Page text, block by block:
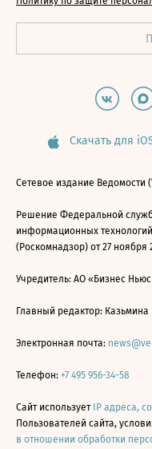
Скачать для
Сетевое издание Ведомости
Решение Федеральной
информационных
(Роскомнадзор) от 27 ноября
Учредитель: АО «Бизнес
Главный редактор:
Электронная почта:
Телефон: +7 495 956-34-58
Сайт использует IP адреса,
Пользователей сайта,
в отношении обработки